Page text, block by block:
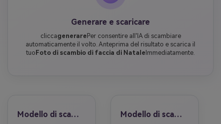
Generare e scaricare
cliccagenerarePer consentire all'IA di scambiare
automaticamente il volto. Anteprima del risultato e scarica il
tuoFoto di scambio di faccia di NataleImmediatamente.
Modello di scambio faccia 01 Modello di scambio faccia 02